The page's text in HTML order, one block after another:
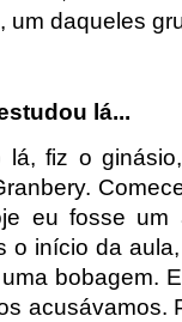
um daqueles
lá...
lá, fiz o
eu fosse
o início da
bobagem.
acusávamos.